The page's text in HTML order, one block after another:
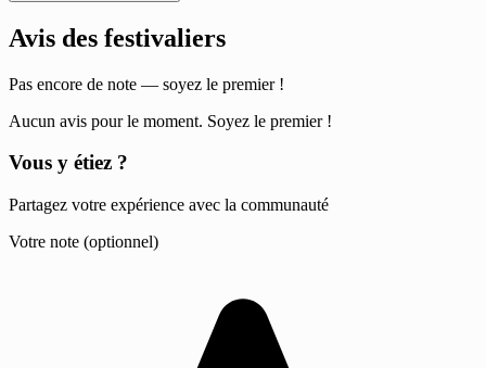
Avis des festivaliers
Pas encore de note — soyez le premier !
Aucun avis pour le moment. Soyez le premier !
Vous y étiez ?
Partagez votre expérience avec la communauté
Votre note (optionnel)